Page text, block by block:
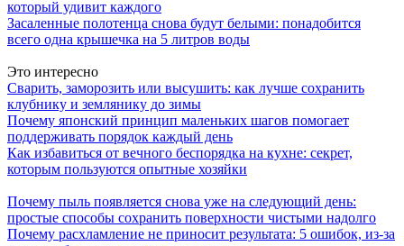
который удивит каждого
Засаленные полотенца снова будут белыми: понадобится
всего одна крышечка на 5 литров воды
Это интересно
Сварить, заморозить или высушить: как лучше сохранить
клубнику и землянику до зимы
Почему японский принцип маленьких шагов помогает
поддерживать порядок каждый день
Как избавиться от вечного беспорядка на кухне: секрет,
которым пользуются опытные хозяйки
Почему пыль появляется снова уже на следующий день:
простые способы сохранить поверхности чистыми надолго
Почему расхламление не приносит результата: 5 ошибок, из-за